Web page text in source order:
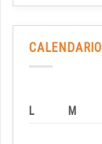
CALENDARIO
L M